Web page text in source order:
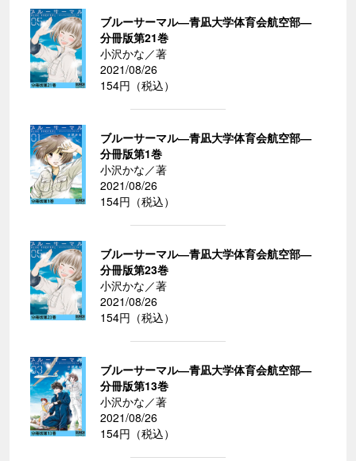
ブルーサーマル―青凪大学体育会航空部―
分冊版第21巻
小沢かな／著
2021/08/26
154円（税込）
ブルーサーマル―青凪大学体育会航空部―
分冊版第1巻
小沢かな／著
2021/08/26
154円（税込）
ブルーサーマル―青凪大学体育会航空部―
分冊版第23巻
小沢かな／著
2021/08/26
154円（税込）
ブルーサーマル―青凪大学体育会航空部―
分冊版第13巻
小沢かな／著
2021/08/26
154円（税込）